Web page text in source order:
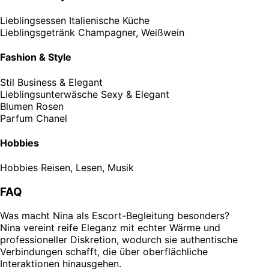
Lieblingsessen Italienische Küche
Lieblingsgetränk Champagner, Weißwein
Fashion & Style
Stil Business & Elegant
Lieblingsunterwäsche Sexy & Elegant
Blumen Rosen
Parfum Chanel
Hobbies
Hobbies Reisen, Lesen, Musik
FAQ
Was macht Nina als Escort-Begleitung besonders?
Nina vereint reife Eleganz mit echter Wärme und
professioneller Diskretion, wodurch sie authentische
Verbindungen schafft, die über oberflächliche
Interaktionen hinausgehen.